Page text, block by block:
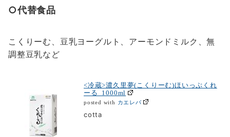
○代替食品
こくりーむ、豆乳ヨーグルト、アーモンドミルク、無
調整豆乳など
<冷蔵>濃久里夢(こくりーむ)ほいっぷくれ
ーる 1000ml
posted with カエレバ
cotta